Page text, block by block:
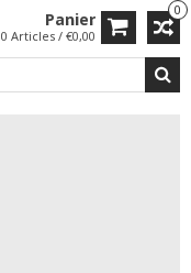
0
Panier
0 Articles / €0,00